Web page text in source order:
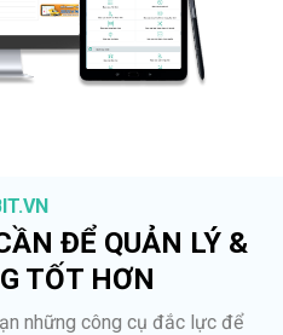
ĐỂ QUẢN LÝ &
TỐT HƠN
những công cụ đắc lực để